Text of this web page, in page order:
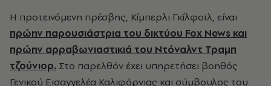
Η προτεινόμενη πρέσβης, Κίμπερλι Γκίλφοϊλ, είναι
πρώην παρουσιάστρια του δικτύου Fox News και
πρώην αρραβωνιαστικιά του Ντόναλντ Τραμπ
τζούνιορ. Στο παρελθόν έχει υπηρετήσει βοηθός
Γενικού Εισαγγελέα Καλιφόρνιας και σύμβουλος του